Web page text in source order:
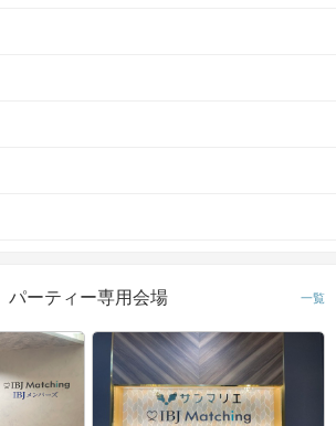
8対8程度で進行予定。（最少開催人
数：4対4）
※募集締め切り以降のキャンセルによ
っては男女差が変動する場合がござい
パーティー専用会場 一覧